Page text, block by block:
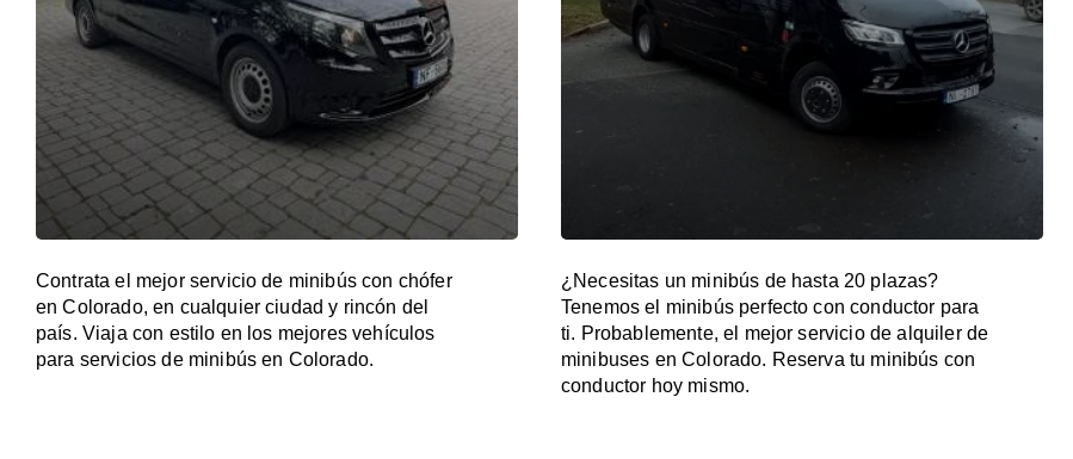
Contrata el mejor servicio de minibús con chófer
en Colorado, en cualquier ciudad y rincón del
país. Viaja con estilo en los mejores vehículos
para servicios de minibús en Colorado.
¿Necesitas un minibús de hasta 20 plazas?
Tenemos el minibús perfecto con conductor para
ti. Probablemente, el mejor servicio de alquiler de
minibuses en Colorado. Reserva tu minibús con
conductor hoy mismo.